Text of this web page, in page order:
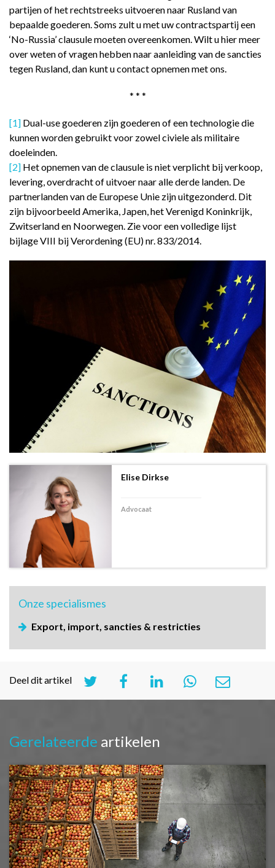
partijen of het rechtstreeks uitvoeren naar Rusland van
bepaalde goederen. Soms zult u met uw contractspartij een
‘No-Russia’ clausule moeten overeenkomen. Wilt u hier meer
over weten of vragen hebben naar aanleiding van de sancties
tegen Rusland, dan kunt u contact opnemen met ons.
* * *
[1] Dual-use goederen zijn goederen of een technologie die
kunnen worden gebruikt voor zowel civiele als militaire
doeleinden.
[2] Het opnemen van de clausule is niet verplicht bij verkoop,
levering, overdracht of uitvoer naar alle derde landen. De
partnerlanden van de Europese Unie zijn uitgezonderd. Dit
zijn bijvoorbeeld Amerika, Japen, het Verenigd Koninkrijk,
Zwitserland en Noorwegen. Zie voor een volledige lijst
bijlage VIII bij Verordening (EU) nr. 833/2014.
Elise Dirkse
Advocaat
Onze specialismes
Export, import, sancties & restricties
Deel dit artikel
Gerelateerde artikelen